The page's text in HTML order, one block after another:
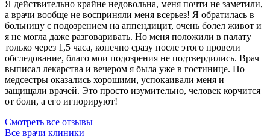
Я действительно крайне недовольна, меня почти не заметили,
а врачи вообще не восприняли меня всерьез! Я обратилась в
больницу с подозрением на аппендицит, очень болел живот и
я не могла даже разговаривать. Но меня положили в палату
только через 1,5 часа, конечно сразу после этого провели
обследование, благо мои подозрения не подтвердились. Врач
выписал лекарства и вечером я была уже в гостинице. Но
медсестры оказались хорошими, успокаивали меня и
защищали врачей. Это просто изумительно, человек корчится
от боли, а его игнорируют!
Смотреть все отзывы
Все врачи клиники